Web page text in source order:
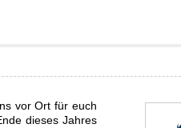
vor Ort für euch
dieses Jahres